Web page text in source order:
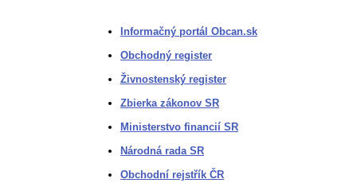
Informačný portál Obcan.sk
Obchodný register
Živnostenský register
Zbierka zákonov SR
Ministerstvo financií SR
Národná rada SR
Obchodní rejstřík ČR